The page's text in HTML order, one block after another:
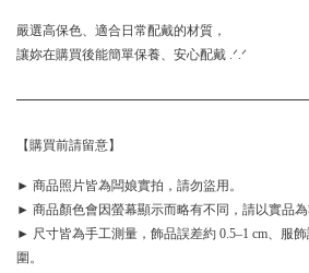
嚴選高保色、適合日常配戴的材質，
讓妳在購買後能簡單保養、安心配戴 .ᐟ.ᐟ
【購買前請留意】
► 商品照片皆為闆娘實拍，請勿盜用。
► 商品顏色會因螢幕顯示而略有不同，請以實品為
► 尺寸皆為手工測量，飾品誤差約 0.5–1 cm、服
圍。